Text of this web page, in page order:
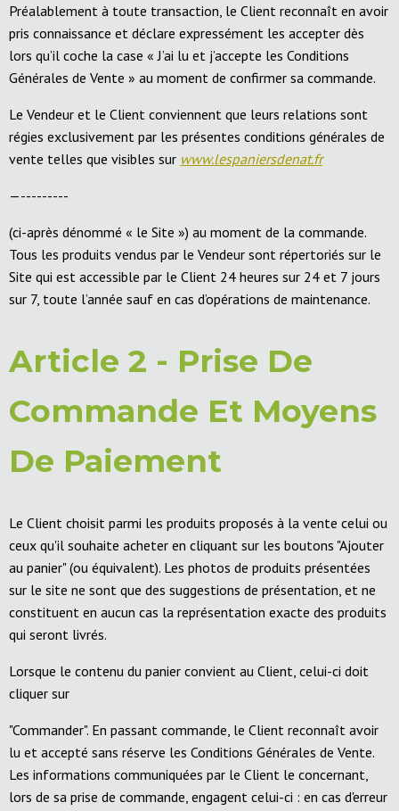
Préalablement à toute transaction, le Client reconnaît en avoir
pris connaissance et déclare expressément les accepter dès
lors qu’il coche la case « J’ai lu et j’accepte les Conditions
Générales de Vente » au moment de confirmer sa commande.
Le Vendeur et le Client conviennent que leurs relations sont
régies exclusivement par les présentes conditions générales de
vente telles que visibles sur www.lespaniersdenat.fr
—---------
(ci-après dénommé « le Site ») au moment de la commande.
Tous les produits vendus par le Vendeur sont répertoriés sur le
Site qui est accessible par le Client 24 heures sur 24 et 7 jours
sur 7, toute l’année sauf en cas d’opérations de maintenance.
Article 2 - Prise De
Commande Et Moyens
De Paiement
Le Client choisit parmi les produits proposés à la vente celui ou
ceux qu'il souhaite acheter en cliquant sur les boutons "Ajouter
au panier" (ou équivalent). Les photos de produits présentées
sur le site ne sont que des suggestions de présentation, et ne
constituent en aucun cas la représentation exacte des produits
qui seront livrés.
Lorsque le contenu du panier convient au Client, celui-ci doit
cliquer sur
"Commander". En passant commande, le Client reconnaît avoir
lu et accepté sans réserve les Conditions Générales de Vente.
Les informations communiquées par le Client le concernant,
lors de sa prise de commande, engagent celui-ci : en cas d'erreur